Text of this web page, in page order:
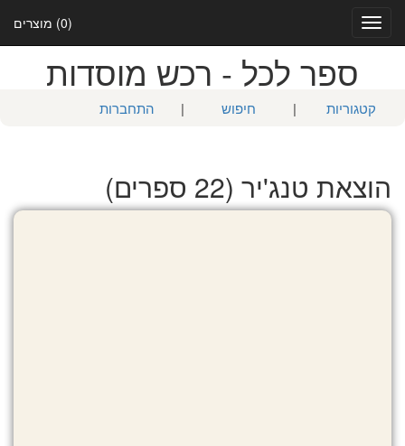
(0) מוצרים
Toggle
navigation
ספר לכל - רכש מוסדות
קטגוריות | חיפוש | התחברות
הוצאת טנג'יר (22 ספרים)